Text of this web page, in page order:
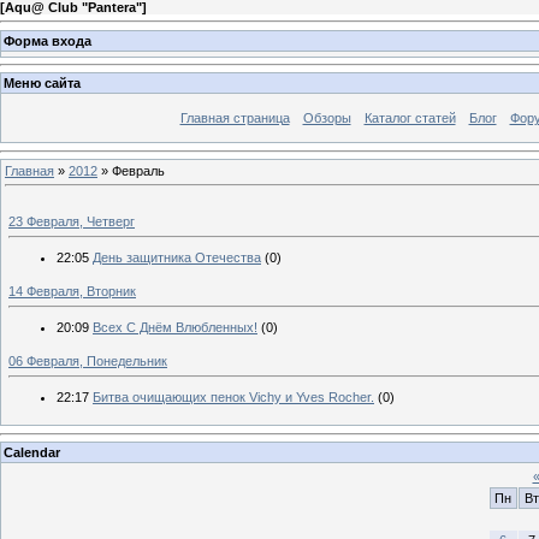
[Aqu@ Club "Pantera"]
Форма входа
Меню сайта
Главная страница Обзоры Каталог статей Блог
Главная » 2012 » Февраль
23 Февраля, Четверг
22:05 День защитника Отечества (0)
14 Февраля, Вторник
20:09 Всех С Днём Влюбленных! (0)
06 Февраля, Понедельник
22:17 Битва очищающих пенок Vichy и Yves Rocher. (0)
Calendar
«
Пн
Вт